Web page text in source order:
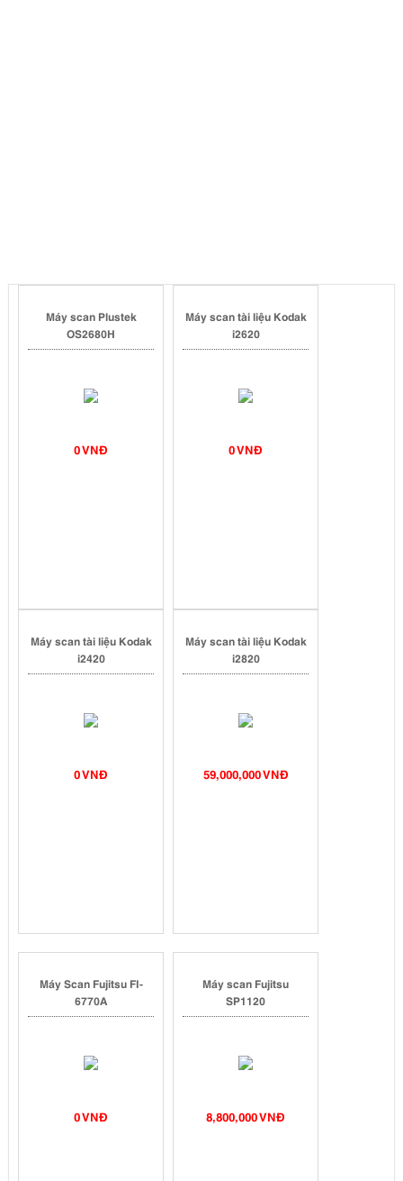
Máy scan Plustek
OS2680H
0 VNĐ
Máy scan tài liệu Kodak
i2620
0 VNĐ
Máy scan tài liệu Kodak
i2420
0 VNĐ
Máy scan tài liệu Kodak
i2820
59,000,000 VNĐ
Máy Scan Fujitsu FI-
6770A
0 VNĐ
Máy scan Fujitsu
SP1120
8,800,000 VNĐ